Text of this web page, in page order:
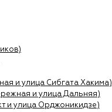
и улица Сибгата Хакима)
и улица Дальняя)
и улица Орджоникидзе)